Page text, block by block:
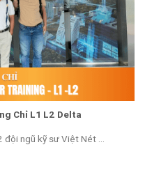
Chỉ L1 L2 Delta
ngũ kỹ sư Việt Nét ...